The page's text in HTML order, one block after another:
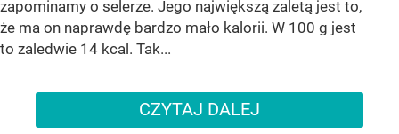
zapominamy o selerze. Jego największą zaletą jest to,
że ma on naprawdę bardzo mało kalorii. W 100 g jest
to zaledwie 14 kcal. Tak...
CZYTAJ DALEJ